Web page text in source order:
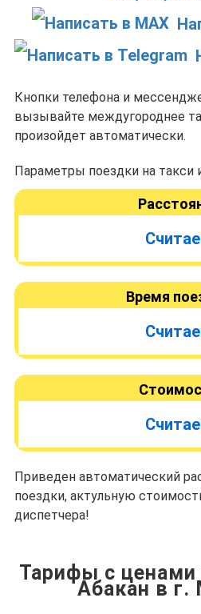
Кнопки телефона и
вызывайте междугороднее
произойдет автоматически.
Параметры поездки на такси
Время
Приведен автоматический
поездки, актульную
диспетчера!
Тарифы с ценами
Абакан в